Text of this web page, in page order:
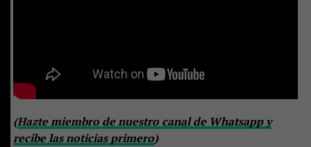
(Hazte miembro de nuestro canal de Whatsapp y
recibe las noticias primero)